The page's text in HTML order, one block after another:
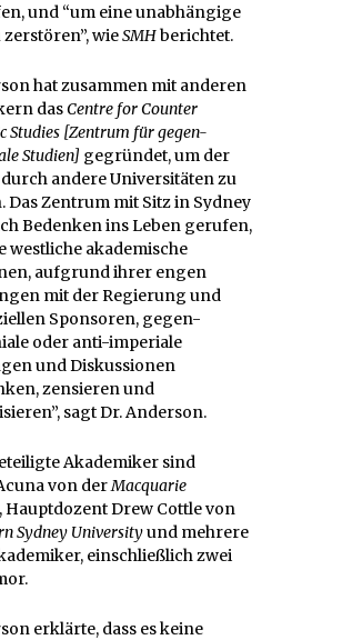
und “um eine unabhängige
wieSMHberichtet.
hat zusammen mit anderen
dasCentre for Counter
Studies [Zentrum für gegen-
Studien] gegründet, um der
durch andere Universitäten zu
Das Zentrum mit Sitz in Sydney
Bedenken ins Leben gerufen,
westliche akademische
aufgrund ihrer engen
mit der Regierung und
Sponsoren, gegen-
oder anti-imperiale
und Diskussionen
zensieren und
sagt Dr. Anderson.
Akademiker sind
von derMacquarie
, Hauptdozent Drew Cottle von
Sydney Universityund mehrere
einschließlich zwei
erklärte, dass es keine